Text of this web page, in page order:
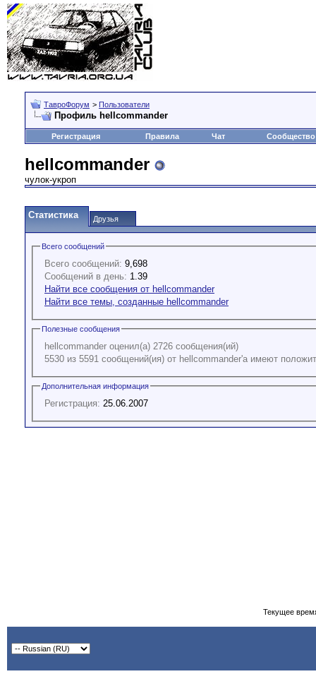
ТавроФорум > Пользователи
Профиль hellcommander
Регистрация Правила Чат Сообщество
hellcommander
чулок-укроп
Статистика Друзья
Всего сообщений
Всего сообщений: 9,698
Сообщений в день: 1.39
Найти все сообщения от hellcommander
Найти все темы, созданные hellcommander
Полезные сообщения
hellcommander оценил(а) 2726 сообщения(ий)
5530 из 5591 сообщений(ия) от hellcommander'а имеют
Дополнительная информация
Регистрация: 25.06.2007
Текущее